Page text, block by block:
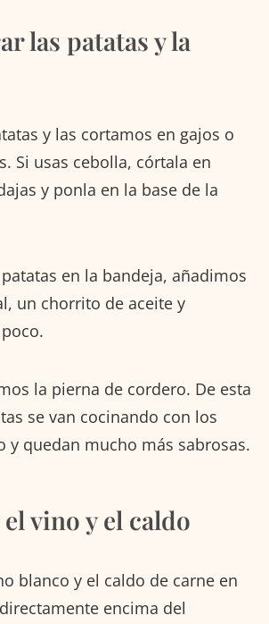
las patatas y la
y las cortamos en gajos o
Si usas cebolla, córtala en
y ponla en la base de la
en la bandeja, añadimos
un chorrito de aceite y
la pierna de cordero. De esta
se van cocinando con los
y quedan mucho más sabrosas.
vino y el caldo
blanco y el caldo de carne en
encima del